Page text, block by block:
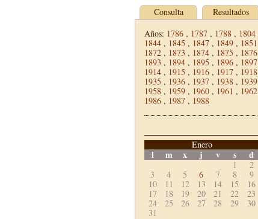
Consulta Resultados
Años: 1786 , 1787 , 1788 , 1804
1844 , 1845 , 1847 , 1849 , 1851
1872 , 1873 , 1874 , 1875 , 1876
1893 , 1894 , 1895 , 1896 , 1897
1914 , 1915 , 1916 , 1917 , 1918
1935 , 1936 , 1937 , 1938 , 1939
1958 , 1959 , 1960 , 1961 , 1962
1986 , 1987 , 1988
Enero
l m x j v s d
1
2
3
4 5 6 7 8
9
10
11 12 13 14 15
16
17
18 19 20 21 22
23
24
25 26 27 28 29
30
31